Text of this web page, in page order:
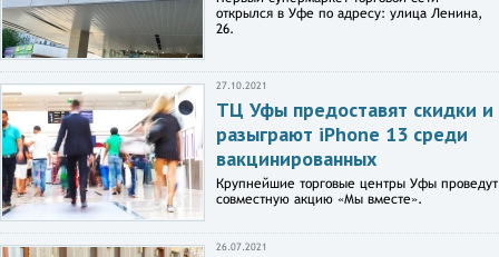
открылся в Уфе по адресу: улица Ленина,
26.
27.10.2021
ТЦ Уфы предоставят скидки и
разыграют iPhone 13 среди
вакцинированных
Крупнейшие торговые центры Уфы проведут
совместную акцию «Мы вместе».
26.07.2021